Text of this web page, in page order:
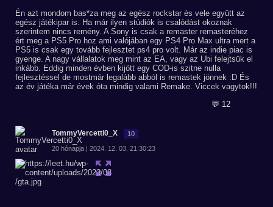
Én azt mondom bas*za meg az egész rockstar és vele együtt az
egész játékipar is. Ha már ilyen stúdiók is csalódást okoznak
szerintem nincs remény. A Sony is csak a remaster remasteréhez
ért meg a PS5 Pro hoz ami valójában egy PS4 Pro Max ultra mert a
PS5 is csak egy tovább fejlesztet ps4 pro volt. Már az indie piac is
gyenge. A nagy vállalatok meg mint az EA, vagy az Ubi felejtsük el
inkább. Eddig minden évben kijött egy COD-is szitne nulla
fejlesztéssel de mostmár legalább abból is remastek jönnek :D És
az év játéka már évek óta mindig valami Remake. Viccek vagytok!!!
💬 12
TommyVercetti0_X 10
20 hónapja | 2024. 12. 03. 21:30:23